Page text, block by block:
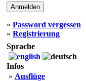
» Password vergessen
» Registrierung
Sprache
Infos
» Ausflüge